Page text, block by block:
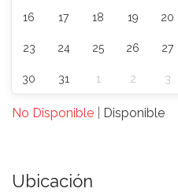
16 17 18 19 20
23 24 25 26 27
30 31 1 2 3
No Disponible Disponible
Ubicación